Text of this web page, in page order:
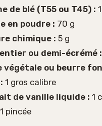
de blé (T55 ou T45) :
en poudre : 70 g
chimique : 5 g
ou demi-écrémé :
végétale ou beurre
1 gros calibre
de vanille liquide : 1
1 pincée